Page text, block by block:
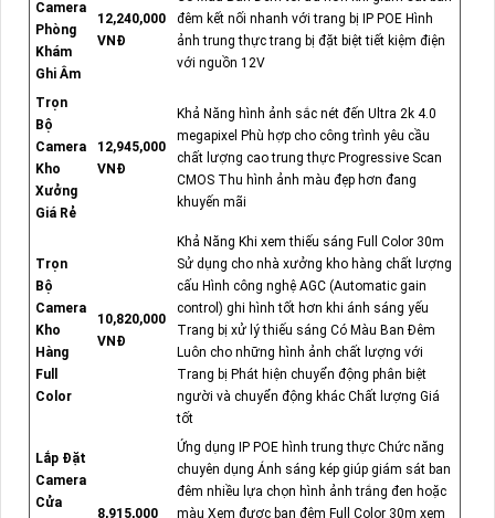
Camera
Phòng
Khám
Ghi Âm
12,240,000
VNĐ
đêm kết nối nhanh với trang bị IP POE Hình
ảnh trung thực trang bị đặt biệt tiết kiệm điện
với nguồn 12V
Trọn
Bộ
Camera
Kho
Xưởng
Giá Rẻ
12,945,000
VNĐ
Khả Năng hình ảnh sắc nét đến Ultra 2k 4.0
megapixel Phù hợp cho công trình yêu cầu
chất lượng cao trung thực Progressive Scan
CMOS Thu hình ảnh màu đẹp hơn đang
khuyến mãi
Trọn
Bộ
Camera
Kho
Hàng
Full
Color
10,820,000
VNĐ
Khả Năng Khi xem thiếu sáng Full Color 30m
Sử dụng cho nhà xưởng kho hàng chất lượng
cấu Hình công nghệ AGC (Automatic gain
control) ghi hình tốt hơn khi ánh sáng yếu
Trang bị xử lý thiếu sáng Có Màu Ban Đêm
Luôn cho những hình ảnh chất lượng với
Trang bị Phát hiện chuyển động phân biệt
người và chuyển động khác Chất lượng Giá
tốt
Lắp Đặt
Camera
Cửa
8,915,000
Ứng dụng IP POE hình trung thực Chức năng
chuyên dụng Ánh sáng kép giúp giám sát ban
đêm nhiều lựa chọn hình ảnh trắng đen hoặc
màu Xem được ban đêm Full Color 30m xem